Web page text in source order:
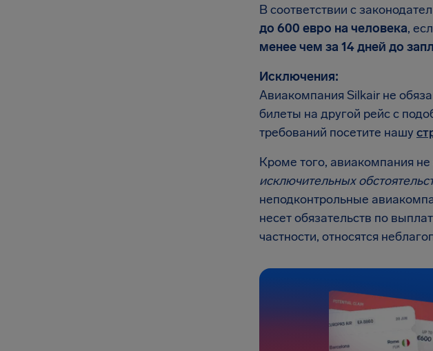
В соответствии с
до 600 евро на человека,
менее чем за 14 дней до
Исключения:
Авиакомпания Silkair не
билеты на другой рейс с
требований посетите нашу
Кроме того, авиакомпания
исключительных
неподконтрольные
несет обязательств по
частности, относятся